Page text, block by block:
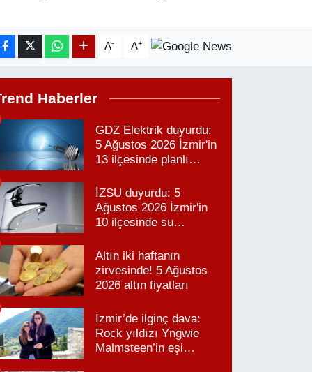
A- A+
Haberler
GDZ Elektrik duyurdu:
5 Ağustos 2026 İzmir'in
13 ilçesinde planlı
İZSU duyurdu: 5
Ağustos 2026 İzmir'in
10 ilçesinde su
Altın iki haftanın
zirvesinde! 5 Ağustos
2026 altın fiyatları
İzmir’de ilginç dava:
Rock yıldızı Yngwie
Malmsteen’in eşi